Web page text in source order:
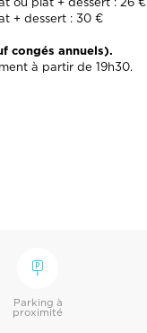
+ dessert : 30 €
congés annuels).
à partir de 19h30.
Parking à
proximité